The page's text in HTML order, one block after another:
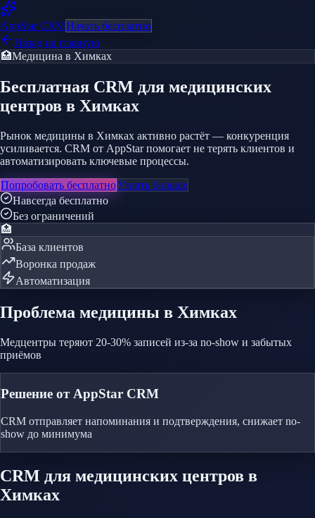
AppStarCRMНачать бесплатно
Назад на главную
🏥Медицина в Химках
Бесплатная CRM для медицинских
центров в Химках
Рынок медицины в Химках активно растёт — конкуренция
усиливается. CRM от AppStar помогает не терять клиентов и
автоматизировать ключевые процессы.
Попробовать бесплатноУзнать больше
Навсегда бесплатно
Без ограничений
🏥
База клиентов
Воронка продаж
Автоматизация
Проблема медицины в Химках
Медцентры теряют 20-30% записей из-за no-show и забытых
приёмов
Решение от AppStar CRM
CRM отправляет напоминания и подтверждения, снижает no-
show до минимума
CRM для медицинских центров в
Химках